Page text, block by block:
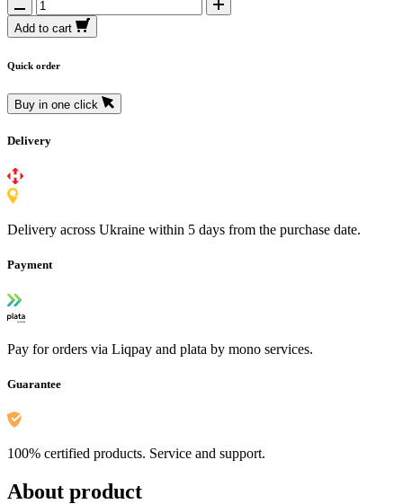
Add to cart
Quick order
Buy in one click
Delivery
Delivery across Ukraine within 5 days from the purchase date.
Payment
Pay for orders via Liqpay and plata by mono services.
Guarantee
100% certified products. Service and support.
About product